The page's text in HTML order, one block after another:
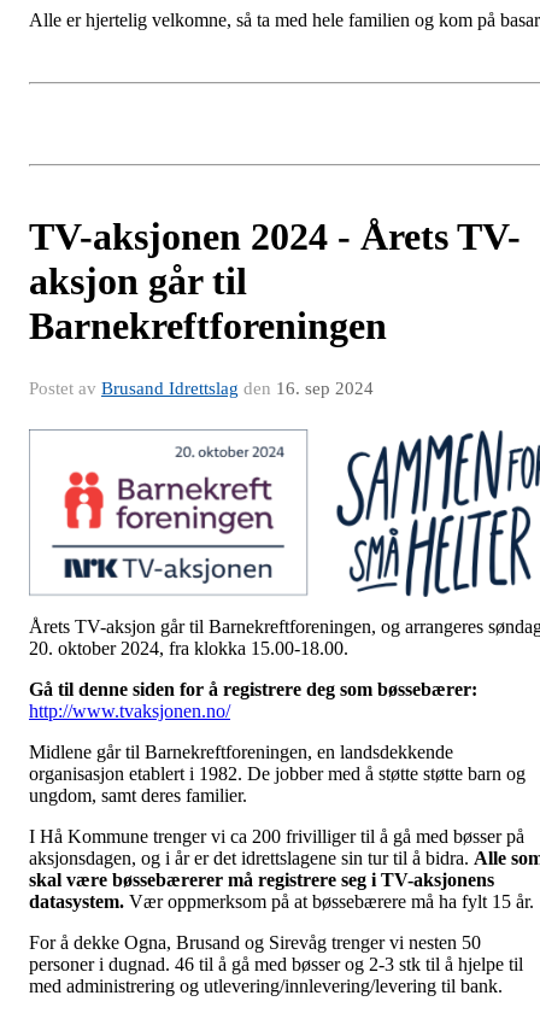
Alle er hjertelig velkomne, så ta med hele familien og kom på
TV-aksjonen 2024 - Årets TV-
aksjon går til
Barnekreftforeningen
Postet av Brusand Idrettslag den 16. sep 2024
Årets TV-aksjon går til Barnekreftforeningen, og arrangeres
20. oktober 2024, fra klokka 15.00-18.00.
Gå til denne siden for å registrere deg som bøssebærer:
http://www.tvaksjonen.no/
Midlene går til Barnekreftforeningen, en landsdekkende
organisasjon etablert i 1982. De jobber med å støtte støtte barn og
ungdom, samt deres familier.
I Hå Kommune trenger vi ca 200 frivilliger til å gå med bøsser på
aksjonsdagen, og i år er det idrettslagene sin tur til å bidra. Alle
skal være bøssebærerer må registrere seg i TV-aksjonens
datasystem. Vær oppmerksom på at bøssebærere må ha fylt 15 år.
For å dekke Ogna, Brusand og Sirevåg trenger vi nesten 50
personer i dugnad. 46 til å gå med bøsser og 2-3 stk til å hjelpe til
med administrering og utlevering/innlevering/levering til bank.